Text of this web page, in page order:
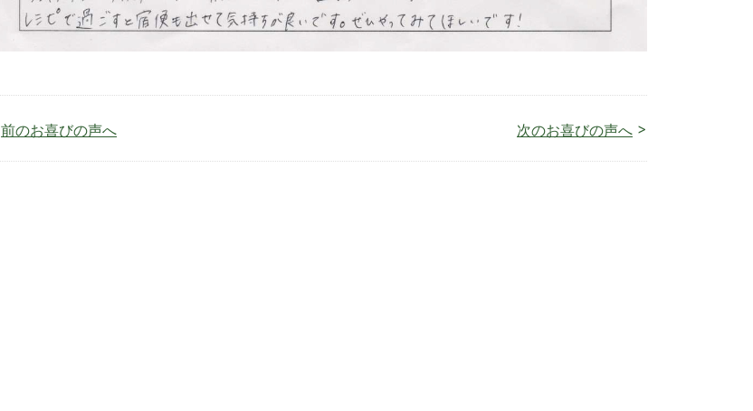
前のお喜びの声へ 次のお喜びの声へ >